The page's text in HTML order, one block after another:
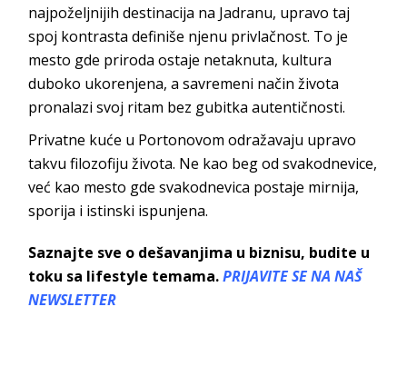
najpoželjnijih destinacija na Jadranu, upravo taj
spoj kontrasta definiše njenu privlačnost. To je
mesto gde priroda ostaje netaknuta, kultura
duboko ukorenjena, a savremeni način života
pronalazi svoj ritam bez gubitka autentičnosti.
Privatne kuće u Portonovom odražavaju upravo
takvu filozofiju života. Ne kao beg od svakodnevice,
već kao mesto gde svakodnevica postaje mirnija,
sporija i istinski ispunjena.
Saznajte sve o dešavanjima u biznisu, budite u
toku sa lifestyle temama.PRIJAVITE SE NA NAŠ
NEWSLETTER